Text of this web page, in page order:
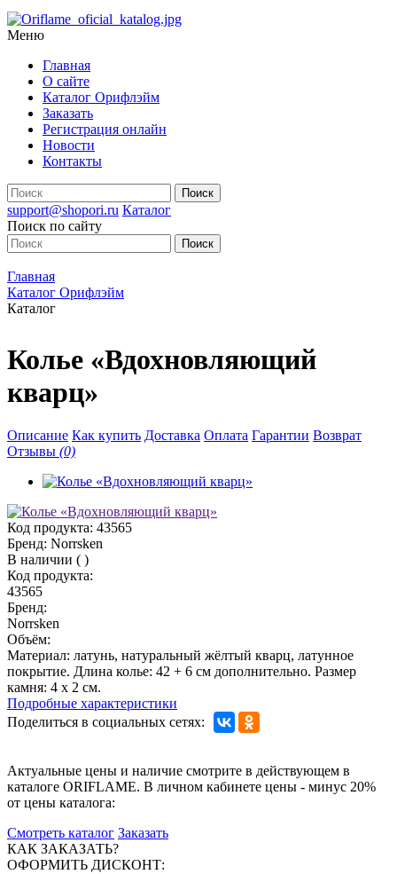
Меню
Главная
О сайте
Каталог Орифлэйм
Заказать
Регистрация онлайн
Новости
Контакты
support@shopori.ru Каталог
Поиск по сайту
Главная
Каталог Орифлэйм
Каталог
Колье «Вдохновляющий
кварц»
Описание Как купить Доставка Оплата Гарантии Возврат
Отзывы (0)
Код продукта: 43565
Бренд: Norrsken
В наличии ( )
Код продукта:
43565
Бренд:
Norrsken
Объём:
Материал: латунь, натуральный жёлтый кварц, латунное
покрытие. Длина колье: 42 + 6 см дополнительно. Размер
камня: 4 х 2 см.
Подробные характеристики
Поделиться в социальных сетях:
Актуальные цены и наличие смотрите в действующем в
каталоге ORIFLAME. В личном кабинете цены - минус 20%
от цены каталога:
Смотреть каталог Заказать
КАК ЗАКАЗАТЬ?
ОФОРМИТЬ ДИСКОНТ: